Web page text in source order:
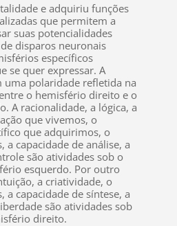
e adquiriu funções
que permitem a
suas potencialidades
disparos neuronais
específicos
se quer expressar. A
uma polaridade refletida na
o hemisfério direito e o
A racionalidade, a lógica, a
que vivemos, o
que adquirimos, o
a capacidade de análise, a
são atividades sob o
esquerdo. Por outro
a criatividade, o
a capacidade de síntese, a
são atividades sob
direito.